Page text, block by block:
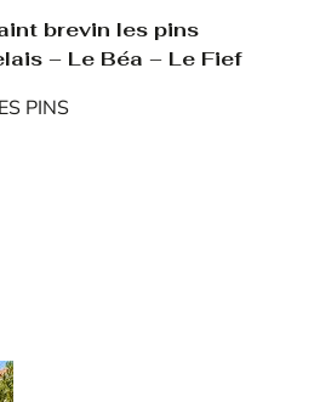
brevin les pins
– Le Béa – Le Fief
PINS